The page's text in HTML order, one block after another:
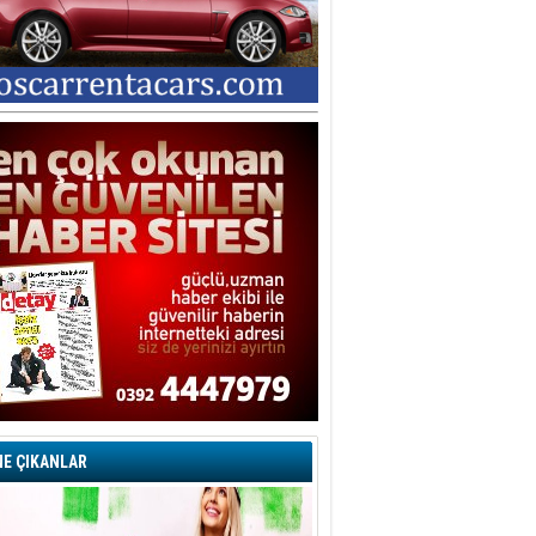
ÇIKANLAR